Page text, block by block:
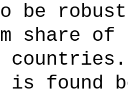
be
share of
found